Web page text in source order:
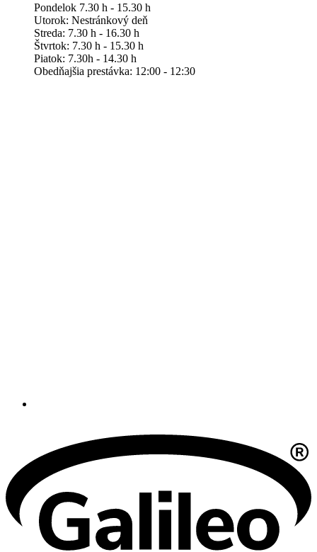
Pondelok 7.30 h - 15.30 h
Utorok: Nestránkový deň
Streda: 7.30 h - 16.30 h
Štvrtok: 7.30 h - 15.30 h
Piatok: 7.30h - 14.30 h
Obedňajšia prestávka: 12:00 - 12:30